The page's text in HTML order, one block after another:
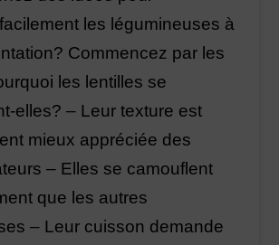
les légumineuses à
Commencez par les
les lentilles se
elles? – Leur texture est
mieux appréciée des
– Elles se camouflent
que les autres
– Leur cuisson demande